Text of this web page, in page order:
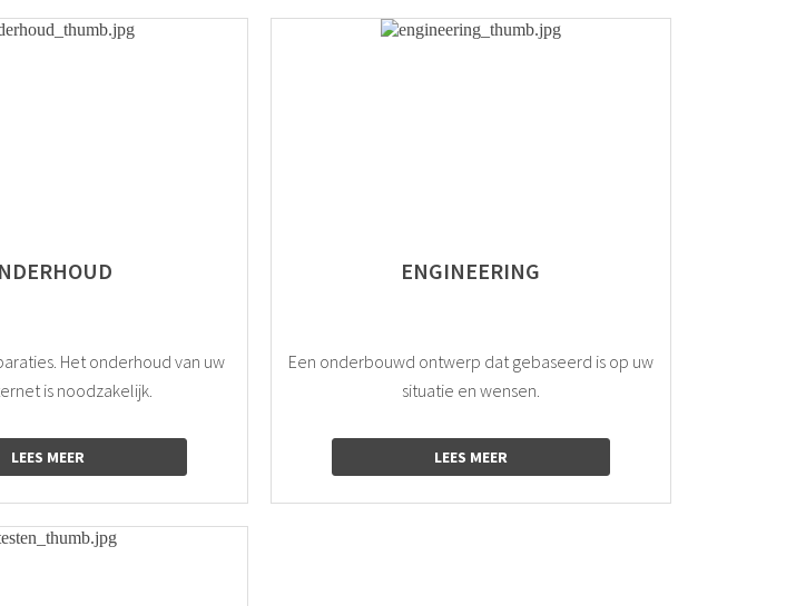
Het onderhoud van uw
is noodzakelijk.
LEES MEER
ENGINEERING
Een onderbouwd ontwerp dat gebaseerd is op uw
situatie en wensen.
LEES MEER